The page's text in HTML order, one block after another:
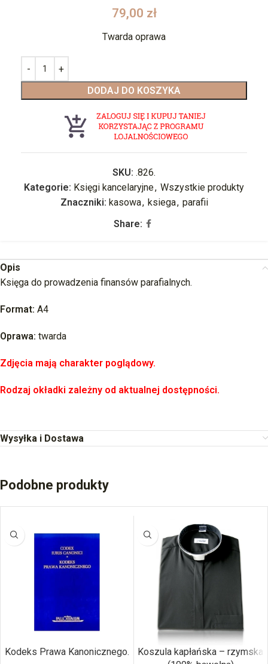
79,00 zł
Twarda oprawa
DODAJ DO KOSZYKA
SKU: .826.
Kategorie: Księgi kancelaryjne, Wszystkie produkty
Znaczniki: kasowa, ksiega, parafii
Share:
Opis
Księga do prowadzenia finansów parafialnych.
Format: A4
Oprawa: twarda
Zdjęcia mają charakter poglądowy.
Rodzaj okładki zależny od aktualnej dostępności.
Wysyłka i Dostawa
Podobne produkty
Kodeks Prawa Kanonicznego.
Koszula kapłańska – rzymska